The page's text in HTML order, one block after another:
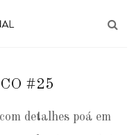
#25
detalhes poá em